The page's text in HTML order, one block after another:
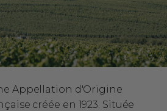
Appellation d'Origine
créée en 1923. Située